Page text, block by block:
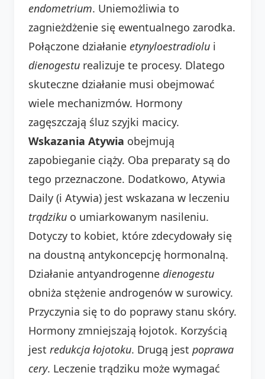
endometrium. Uniemożliwia to
zagnieżdżenie się ewentualnego zarodka.
Połączone działanie etynyloestradiolu i
dienogestu realizuje te procesy. Dlatego
skuteczne działanie musi obejmować
wiele mechanizmów. Hormony
zagęszczają śluz szyjki macicy.
Wskazania Atywia obejmują
zapobieganie ciąży. Oba preparaty są do
tego przeznaczone. Dodatkowo, Atywia
Daily (i Atywia) jest wskazana w leczeniu
trądziku o umiarkowanym nasileniu.
Dotyczy to kobiet, które zdecydowały się
na doustną antykoncepcję hormonalną.
Działanie antyandrogenne dienogestu
obniża stężenie androgenów w surowicy.
Przyczynia się to do poprawy stanu skóry.
Hormony zmniejszają łojotok. Korzyścią
jest redukcja łojotoku. Drugą jest poprawa
cery. Leczenie trądziku może wymagać